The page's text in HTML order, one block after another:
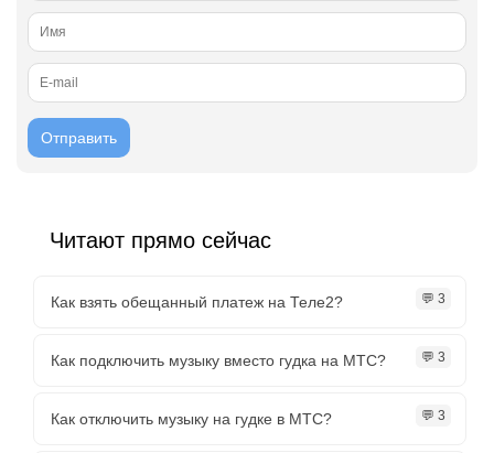
Читают прямо сейчас
Как взять обещанный платеж на Теле2? 💬 3
Как подключить музыку вместо гудка на МТС? 💬 3
Как отключить музыку на гудке в МТС? 💬 3